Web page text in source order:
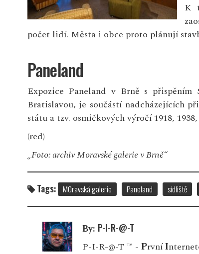
K
počet lidí. Města i obce proto plánují
Paneland
Expozice Paneland v Brně s
Bratislavou, je součástí nadcházejících
státu a tzv. osmičkových výročí 1918,
(red)
„Foto: archiv Moravské galerie v Brně“
Tags: MOravská galerie Paneland sídliště
By: P-I-R-@-T
P-I-R-@-T ™ - PrvníI